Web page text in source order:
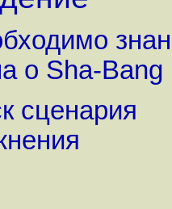
о Sha-Bang
сценария